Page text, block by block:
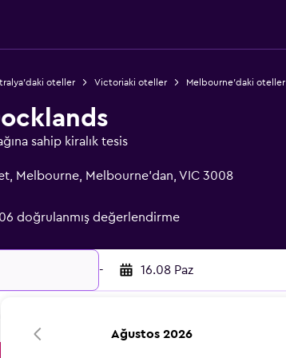
oteller Victoriaki oteller Melbourne'daki oteller
sahip kiralık tesis
Melbourne, Melbourne'dan, VIC 3008
doğrulanmış değerlendirme
- 16.08 Paz
Ağustos 2026